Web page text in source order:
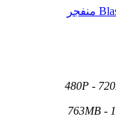
480P -
763MB -